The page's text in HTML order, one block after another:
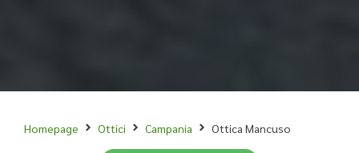
Homepage Ottici Campania Ottica Mancuso